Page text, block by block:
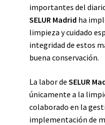
importantes del
SELUR Madrid ha
limpieza y cuidado
integridad de estos
buena conservación.
La labor de SELUR
únicamente a la
colaborado en la
implementación de